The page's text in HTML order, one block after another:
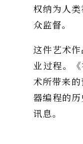
权纳为人
众监督。
这件艺术
业过程。
术所带来
器编程的
讯息。